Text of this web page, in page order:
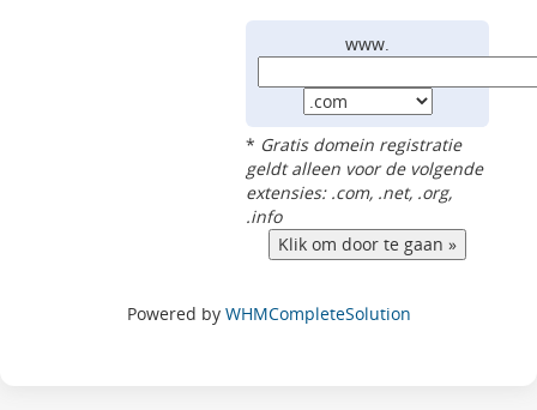
www.
* Gratis domein registratie
geldt alleen voor de volgende
extensies: .com, .net, .org,
.info
Powered by WHMCompleteSolution